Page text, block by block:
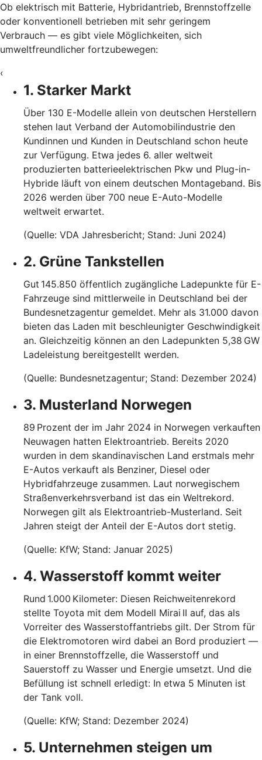
Ob elektrisch mit Batterie, Hybridantrieb, Brennstoffzelle
oder konventionell betrieben mit sehr geringem
Verbrauch — es gibt viele Möglichkeiten, sich
umweltfreundlicher fortzubewegen:
‹
1. Starker Markt
Über 130 E-Modelle allein von deutschen Herstellern
stehen laut Verband der Automobilindustrie den
Kundinnen und Kunden in Deutschland schon heute
zur Verfügung. Etwa jedes 6. aller weltweit
produzierten batterieelektrischen Pkw und Plug-in-
Hybride läuft von einem deutschen Montageband. Bis
2026 werden über 700 neue E-Auto-Modelle
weltweit erwartet.
(Quelle: VDA Jahresbericht; Stand: Juni 2024)
2. Grüne Tankstellen
Gut 145.850 öffentlich zugängliche Ladepunkte für E-
Fahrzeuge sind mittlerweile in Deutschland bei der
Bundesnetzagentur gemeldet. Mehr als 31.000 davon
bieten das Laden mit beschleunigter Geschwindigkeit
an. Gleichzeitig können an den Ladepunkten 5,38 GW
Ladeleistung bereitgestellt werden.
(Quelle: Bundesnetzagentur; Stand: Dezember 2024)
3. Musterland Norwegen
89 Prozent der im Jahr 2024 in Norwegen verkauften
Neuwagen hatten Elektroantrieb. Bereits 2020
wurden in dem skandinavischen Land erstmals mehr
E-Autos verkauft als Benziner, Diesel oder
Hybridfahrzeuge zusammen. Laut norwegischem
Straßenverkehrsverband ist das ein Weltrekord.
Norwegen gilt als Elektroantrieb-Musterland. Seit
Jahren steigt der Anteil der E-Autos dort stetig.
(Quelle: KfW; Stand: Januar 2025)
4. Wasserstoff kommt weiter
Rund 1.000 Kilometer: Diesen Reichweitenrekord
stellte Toyota mit dem Modell Mirai II auf, das als
Vorreiter des Wasserstoffantriebs gilt. Der Strom für
die Elektromotoren wird dabei an Bord produziert —
in einer Brennstoffzelle, die Wasserstoff und
Sauerstoff zu Wasser und Energie umsetzt. Und die
Befüllung ist schnell erledigt: In etwa 5 Minuten ist
der Tank voll.
(Quelle: KfW; Stand: Dezember 2024)
5. Unternehmen steigen um